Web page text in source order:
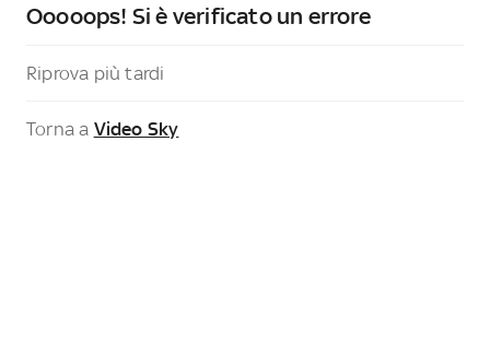
Ooooops! Si è verificato un errore
Riprova più tardi
Torna a Video Sky